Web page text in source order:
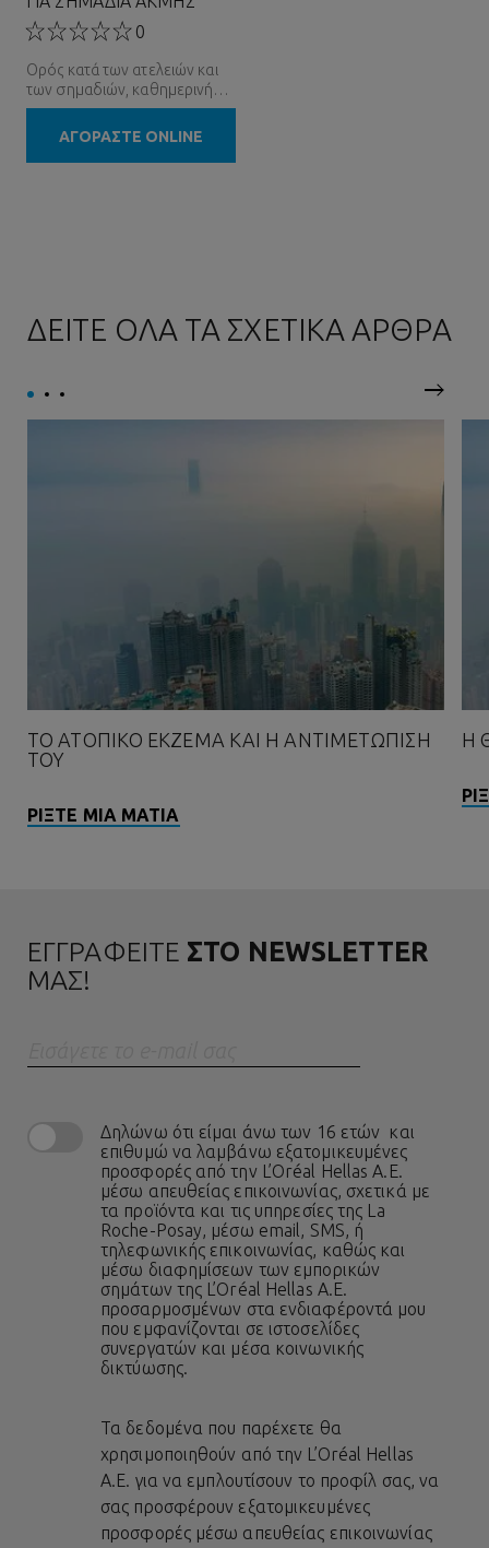
0
Ορός κατά των ατελειών και
των σημαδιών, καθημερινή
απολέπιση
ΑΓΟΡΑΣΤΕ ONLINE
ΔΕΙΤΕ ΟΛΑ ΤΑ ΣΧΕΤΙΚΑ ΑΡΘΡΑ
ΤΟ ΑΤΟΠΙΚΌ ΈΚΖΕΜΑ ΚΑΙ Η ΑΝΤΙΜΕΤΏΠΙΣΗ
ΤΟΥ
ΡΙΞΤΕ ΜΙΑ ΜΑΤΙΑ
Η
ΕΓΓΡΑΦΕΙΤΕ ΣΤΟ NEWSLETTER
ΜΑΣ!
Δηλώνω ότι είμαι άνω των 16 ετών και
επιθυμώ να λαμβάνω εξατομικευμένες
προσφορές από την L’Oréal Hellas A.E.
μέσω απευθείας επικοινωνίας, σχετικά με
τα προϊόντα και τις υπηρεσίες της La
Roche-Posay, μέσω email, SMS, ή
τηλεφωνικής επικοινωνίας, καθώς και
μέσω διαφημίσεων των εμπορικών
σημάτων της L’Oréal Hellas A.E.
προσαρμοσμένων στα ενδιαφέροντά μου
που εμφανίζονται σε ιστοσελίδες
συνεργατών και μέσα κοινωνικής
δικτύωσης.
Τα δεδομένα που παρέχετε θα
χρησιμοποιηθούν από την L’Oréal Hellas
A.E. για να εμπλουτίσουν το προφίλ σας, να
σας προσφέρουν εξατομικευμένες
προσφορές μέσω απευθείας επικοινωνίας